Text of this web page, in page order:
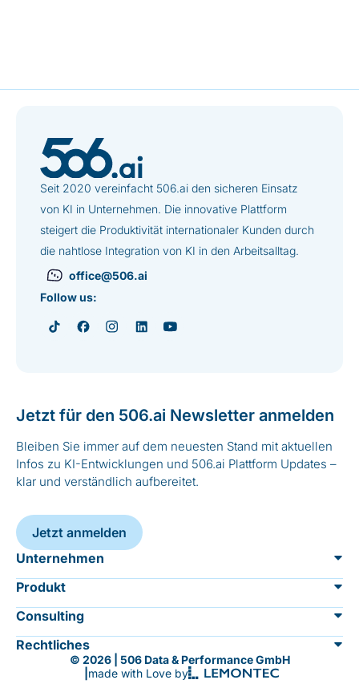
Jetzt für den 506.ai Newsletter anmelden
Bleiben Sie immer auf dem neuesten Stand mit aktuellen
Infos zu KI-Entwicklungen und 506.ai Plattform Updates –
klar und verständlich aufbereitet.
Jetzt anmelden
Unternehmen
Produkt
KI-Agenten
Consulting
KI Einführung & Umsetzung
Rechtliches
© 2026 | 506 Data & Performance GmbH
made with Love by
Seit 2020 vereinfacht 506.ai den sicheren Einsatz
von KI in Unternehmen. Die innovative Plattform
steigert die Produktivität internationaler Kunden durch
die nahtlose Integration von KI in den Arbeitsalltag.
office@506.ai
Follow us: